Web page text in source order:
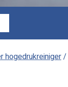
hogedrukreiniger/